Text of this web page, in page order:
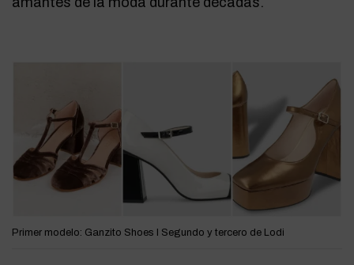
Primer modelo: Ganzito Shoes I Segundo y tercero de Lodi